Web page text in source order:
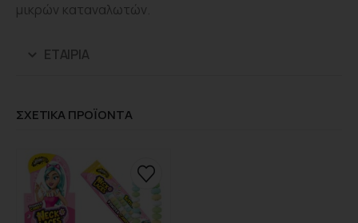
μικρών καταναλωτών.
ΕΤΑΙΡΊΑ
ΣΧΕΤΙΚΑ ΠΡΟΪΟΝΤΑ